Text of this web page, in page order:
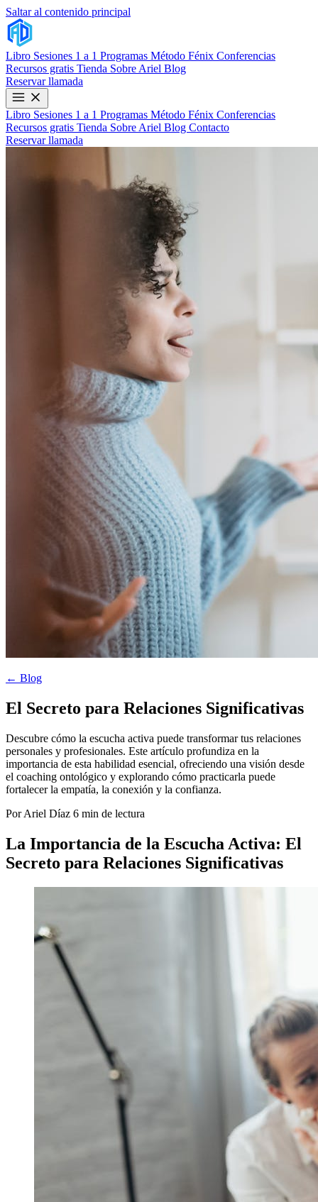
Saltar al contenido principal
Libro Sesiones 1 a 1 Programas Método Fénix Conferencias
Recursos gratis Tienda Sobre Ariel Blog
Reservar llamada
Libro Sesiones 1 a 1 Programas Método Fénix Conferencias
Recursos gratis Tienda Sobre Ariel Blog Contacto
Reservar llamada
← Blog
El Secreto para Relaciones Significativas
Descubre cómo la escucha activa puede transformar tus relaciones
personales y profesionales. Este artículo profundiza en la
importancia de esta habilidad esencial, ofreciendo una visión desde
el coaching ontológico y explorando cómo practicarla puede
fortalecer la empatía, la conexión y la confianza.
Por Ariel Díaz 6 min de lectura
La Importancia de la Escucha Activa: El
Secreto para Relaciones Significativas